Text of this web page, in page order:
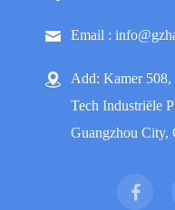
Email :
Add: Kamer
Tech Industriële
Guangzhou City,